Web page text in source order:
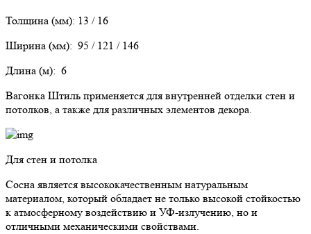
Толщина (мм): 13 / 16
Ширина (мм): 95 / 121 / 146
Длина (м): 6
Вагонка Штиль применяется для внутренней отделки стен и
потолков, а также для различных элементов декора.
Для стен и потолка
Сосна является высококачественным натуральным
материалом, который обладает не только высокой стойкостью
к атмосферному воздействию и УФ-излучению, но и
отличными механическими свойствами.